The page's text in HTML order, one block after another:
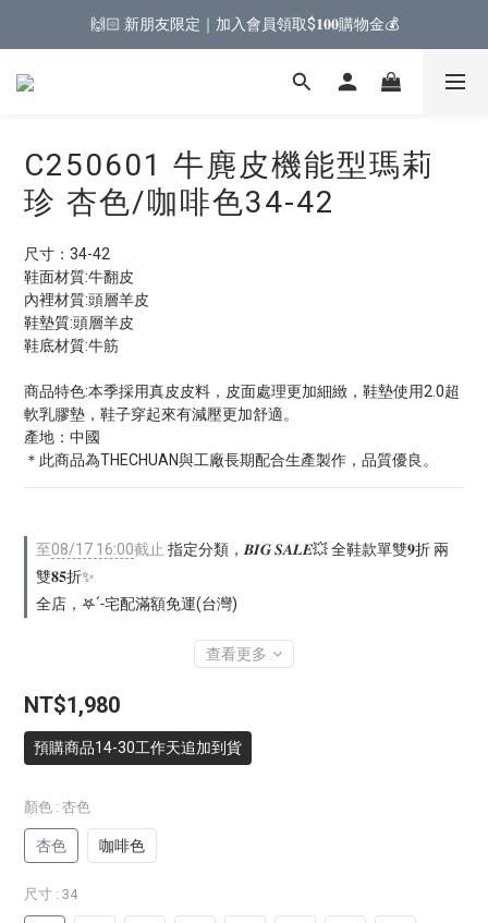
🙌🏻 新朋友限定｜加入會員領取$𝟏𝟎𝟎購物金💰
C250601 牛麂皮機能型瑪莉
珍 杏色/咖啡色34-42
尺寸：34-42
鞋面材質:牛翻皮
內裡材質:頭層羊皮
鞋墊質:頭層羊皮
鞋底材質:牛筋
商品特色:本季採用真皮皮料，皮面處理更加細緻，鞋墊使用2.0超
軟乳膠墊，鞋子穿起來有減壓更加舒適。
產地：中國
＊此商品為THECHUAN與工廠長期配合生產製作，品質優良。
至08/17 16:00截止 指定分類，𝑩𝑰𝑮 𝑺𝑨𝑳𝑬💥 全鞋款單雙𝟗折 兩
雙𝟖𝟓折✨
全店，𖤐ˊ˗宅配滿額免運(台灣)
查看更多
NT$1,980
預購商品14-30工作天追加到貨
顏色 : 杏色
杏色 咖啡色
尺寸 : 34